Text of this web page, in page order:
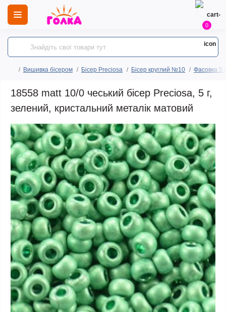
0
Вишивка бісером Бісер Preciosa Бісер круглий №10 Фасовка 5
18558 matt 10/0 чеський бісер Preciosa, 5 г,
зелений, кристальний металік матовий